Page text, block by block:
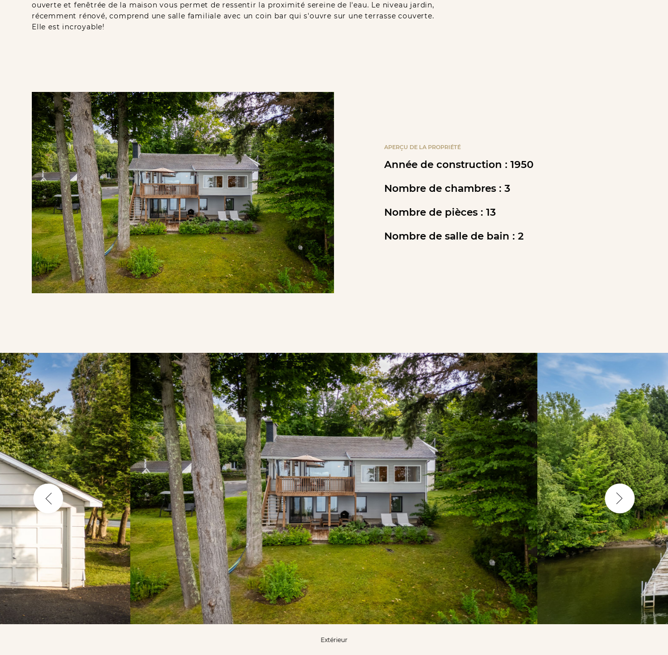
ouverte et fenêtrée de la maison vous permet de ressentir la proximité sereine de l'eau. Le niveau jardin,
récemment rénové, comprend une salle familiale avec un coin bar qui s'ouvre sur une terrasse couverte.
Elle est incroyable!
APERÇU DE LA PROPRIÉTÉ
Année de construction : 1950
Nombre de chambres : 3
Nombre de pièces : 13
Nombre de salle de bain : 2
Extérieur